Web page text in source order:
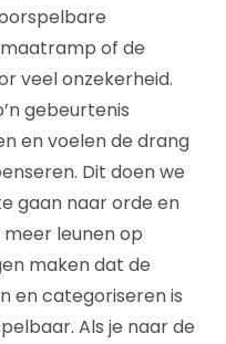
of de
veel onzekerheid.
gebeurtenis
en voelen de drang
Dit doen we
gaan naar orde en
leunen op
maken dat de
en categoriseren is
Als je naar de